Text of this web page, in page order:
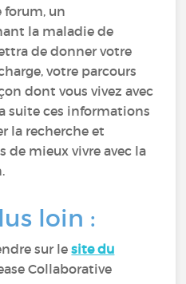
forum, un
la maladie de
de donner votre
votre parcours
dont vous vivez avec
suite ces informations
la recherche et
mieux vivre avec la
loin :
sur lesite du
Collaborative